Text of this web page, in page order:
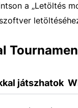
a „Letöltés
játszhatok